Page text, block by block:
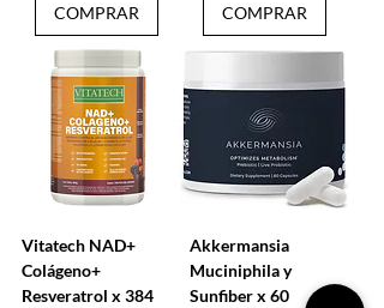
COMPRAR COMPRAR
Vitatech NAD+
Colágeno+
Resveratrol x 384
Akkermansia
Muciniphila y
Sunfiber x 60